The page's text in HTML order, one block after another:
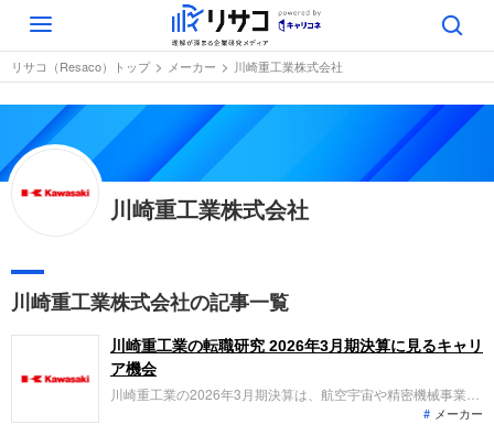
Toggle
navigation
リサコ（Resaco）トップ メーカー 川崎重工業株式会社
川崎重工業株式会社
川崎重工業株式会社の記事一覧
川崎重工業の転職研究 2026年3月期決算に見るキャリ
ア機会
川崎重工業の2026年3月期決算は、航空宇宙や精密機械事業の
好調による過去最高益の更新と、組織風土改革の推進が主要ト
メーカー